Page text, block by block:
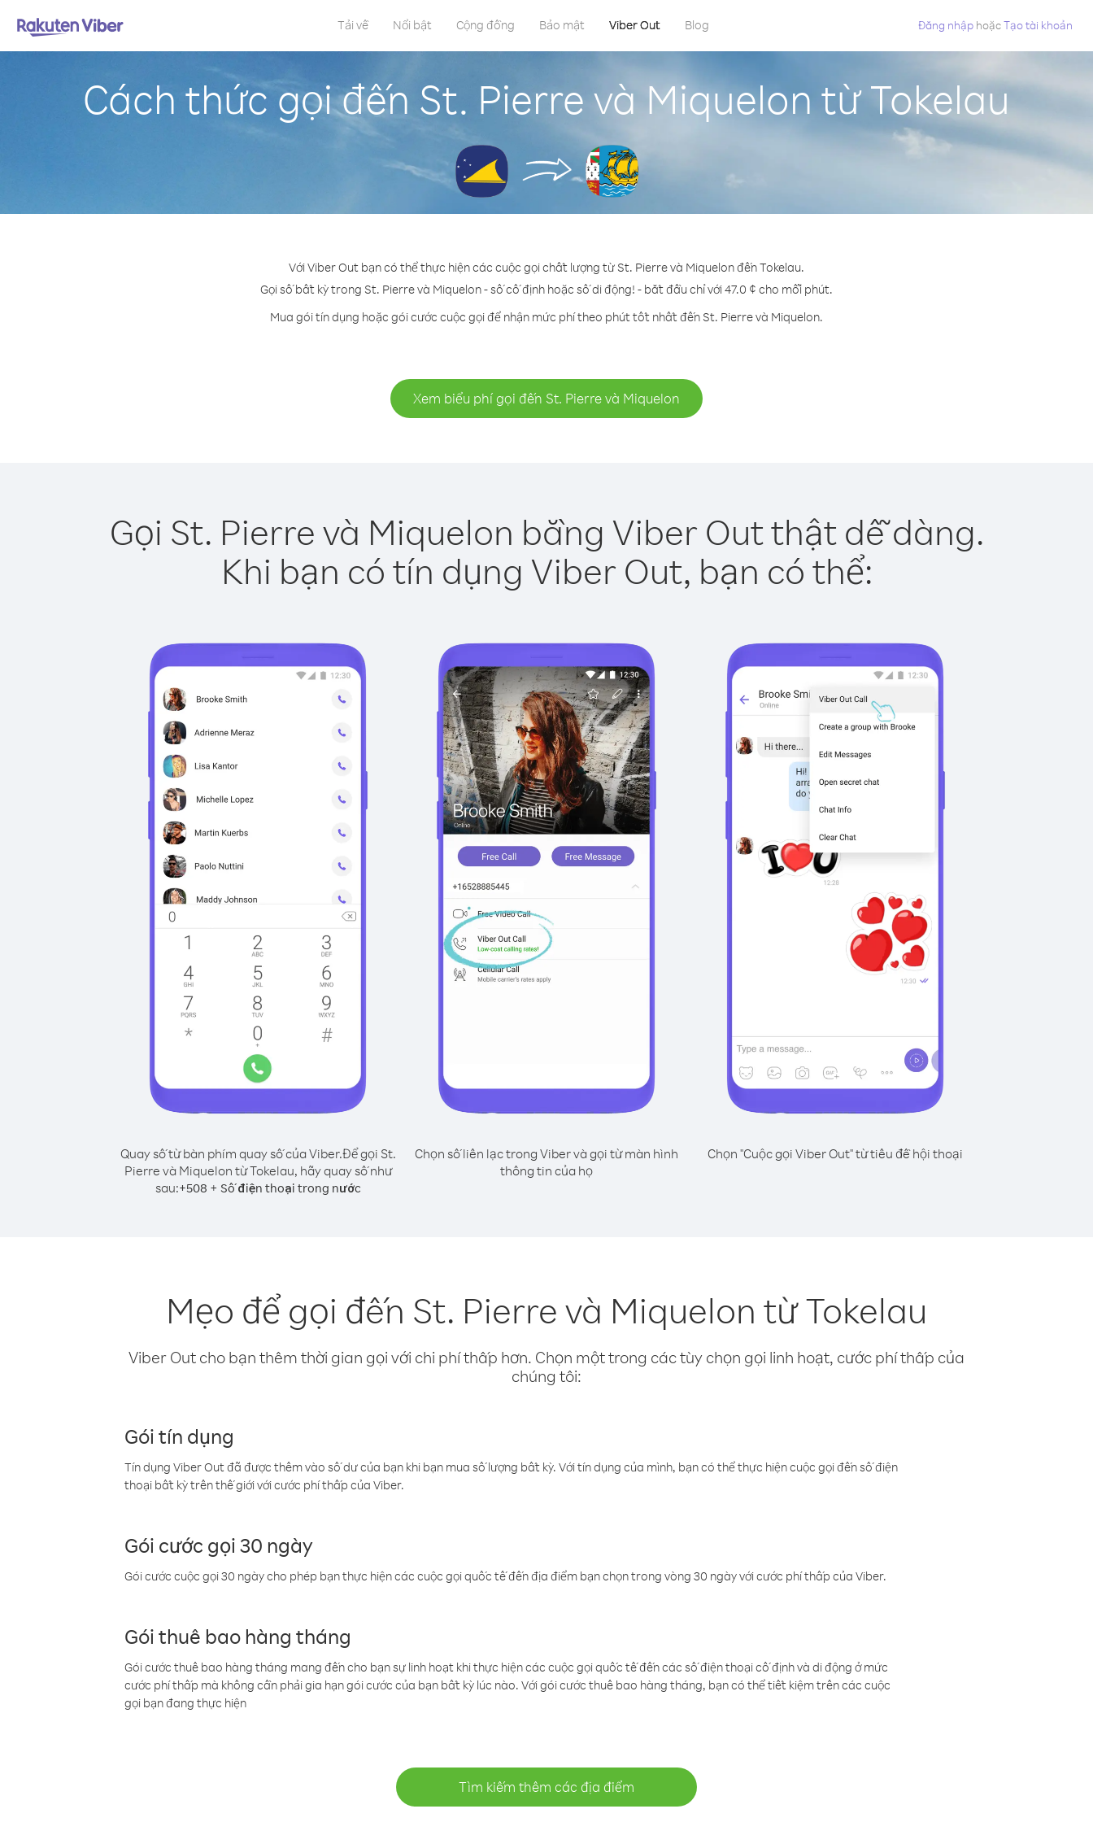
Tải về Nổi bật Cộng đồng Bảo mật Viber Out Blog Đăng nhập hoặcTạo tài khoản
Cách thức gọi đến St. Pierre và Miquelon từ Tokelau
Với Viber Out bạn có thể thực hiện các cuộc gọi chất lượng từ St. Pierre và Miquelon đến Tokelau.
Gọi số bất kỳ trong St. Pierre và Miquelon - số cố định hoặc số di động! - bắt đầu chỉ với 47.0 ¢ cho mỗi phút.
Mua gói tín dụng hoặc gói cước cuộc gọi để nhận mức phí theo phút tốt nhất đến St. Pierre và Miquelon.
Xem biểu phí gọi đến St. Pierre và Miquelon
Gọi St. Pierre và Miquelon bằng Viber Out thật dễ dàng.
Khi bạn có tín dụng Viber Out, bạn có thể:
Quay số từ bàn phím quay số của Viber.Để gọi St.
Pierre và Miquelon từ Tokelau, hãy quay số như
sau:+508 + Số điện thoại trong nước
Chọn số liên lạc trong Viber và gọi từ màn hình
thông tin của họ
Chọn "Cuộc gọi Viber Out" từ tiêu đề hội thoại
Mẹo để gọi đến St. Pierre và Miquelon từ Tokelau
Viber Out cho bạn thêm thời gian gọi với chi phí thấp hơn. Chọn một trong các tùy chọn gọi linh hoạt, cước phí thấp của
chúng tôi:
Gói tín dụng
Tín dụng Viber Out đã được thêm vào số dư của bạn khi bạn mua số lượng bất kỳ. Với tín dụng của mình, bạn có thể thực hiện cuộc gọi đến số điện
thoại bất kỳ trên thế giới với cước phí thấp của Viber.
Gói cước gọi 30 ngày
Gói cước cuộc gọi 30 ngày cho phép bạn thực hiện các cuộc gọi quốc tế đến địa điểm bạn chọn trong vòng 30 ngày với cước phí thấp của Viber.
Gói thuê bao hàng tháng
Gói cước thuê bao hàng tháng mang đến cho bạn sự linh hoạt khi thực hiện các cuộc gọi quốc tế đến các số điện thoại cố định và di động ở mức
cước phí thấp mà không cần phải gia hạn gói cước của bạn bất kỳ lúc nào. Với gói cước thuê bao hàng tháng, bạn có thể tiết kiệm trên các cuộc
gọi bạn đang thực hiện
Tìm kiếm thêm các địa điểm